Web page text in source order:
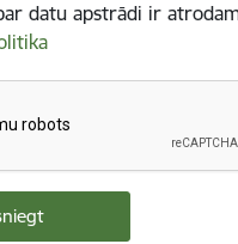
datu apstrādi ir